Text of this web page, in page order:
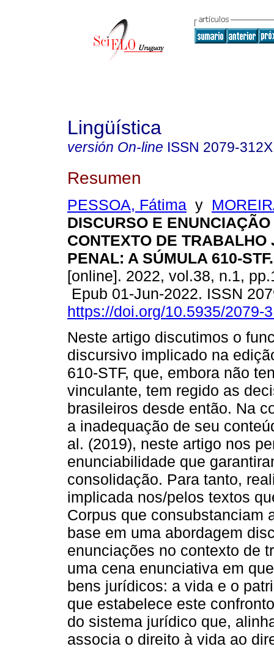
Lingüística
versión On-line ISSN 2079-312X
Resumen
PESSOA, Fátima y
DISCURSO E ENUNCIAÇÃO
CONTEXTO DE TRABALHO
PENAL: A SÚMULA 610-STF.
[online]. 2022, vol.38, n.1,
Epub 01-Jun-2022. ISSN
https://doi.org/10.5935/2079-
Neste artigo discutimos o
discursivo implicado na
610-STF, que, embora não
vinculante, tem regido as
brasileiros desde então. Na
a inadequação de seu
al. (2019), neste artigo nos
enunciabilidade que
consolidação. Para tanto,
implicada nos/pelos textos
Corpus que consubstanciam
base em uma abordagem
enunciações no contexto de
uma cena enunciativa em
bens jurídicos: a vida e o
que estabelece este
do sistema jurídico que,
associa o direito à vida ao